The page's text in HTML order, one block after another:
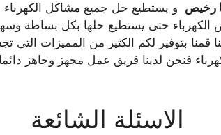
رخيص و يستطيع حل جميع مشاكل الكهرباء
حتى يستطيع حلها بكل بساطة
بتوفير لكم الكثير من المميزات التى
فنحن لدينا فريق عمل مجهز وجاهز
الاسئلة الشائعة